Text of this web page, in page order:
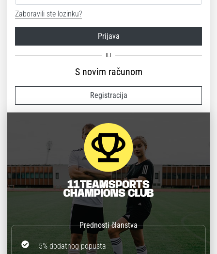
Zaboravili ste lozinku?
Prijava
S novim računom
Registracija
5% dodatnog popusta